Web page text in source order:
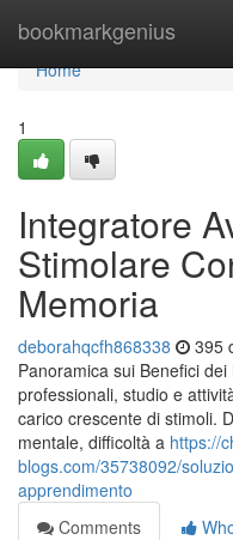
bookmarkgenius
Home
Home
1
Integratore
Stimolare
Memoria
deborahqcfh868338 395
Panoramica sui Benefici
professionali, studio e
carico crescente di stimoli.
mentale, difficoltà a https://
blogs.com/35738092/
apprendimento
Comments